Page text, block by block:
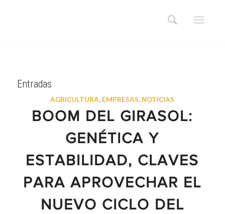
Entradas
AGRICULTURA, EMPRESAS, NOTICIAS
BOOM DEL GIRASOL:
GENÉTICA Y
ESTABILIDAD, CLAVES
PARA APROVECHAR EL
NUEVO CICLO DEL